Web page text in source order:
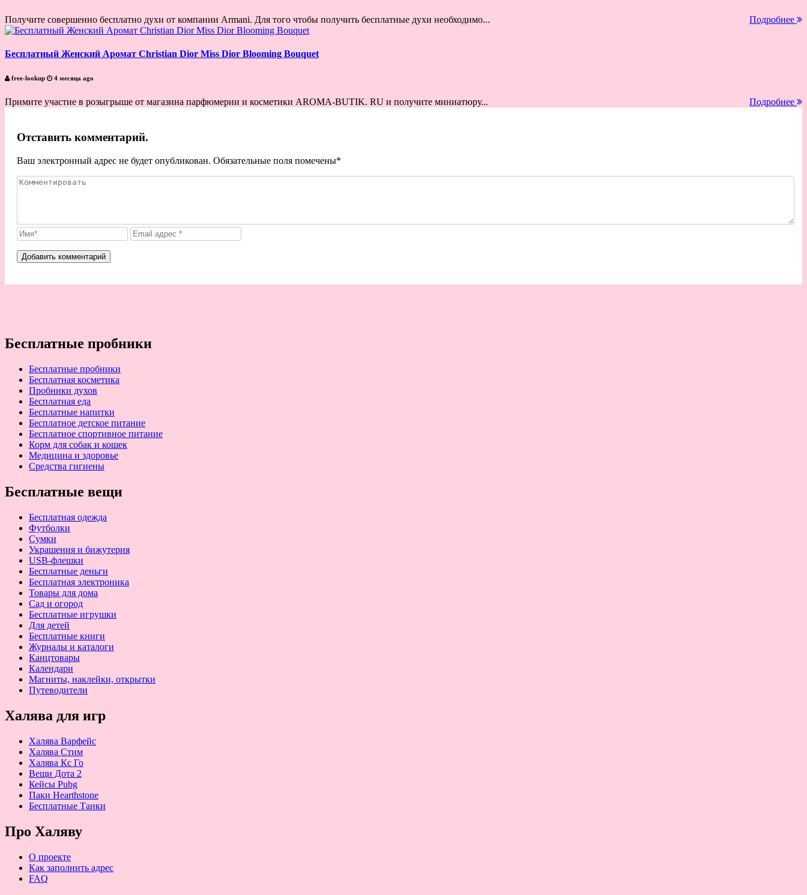
Получите совершенно бесплатно духи от компании Armani. Для того чтобы получить бесплатные духи необходимо... Подробнее
Бесплатный Женский Аромат Christian Dior Miss Dior Blooming Bouquet
free-lookup 4 месяца ago
Примите участие в розыгрыше от магазина парфюмерии и косметики AROMA-BUTIK. RU и получите миниатюру... Подробнее
Отставить комментарий.
Ваш электронный адрес не будет опубликован. Обязательные поля помечены*
Бесплатные пробники
Бесплатные пробники
Бесплатная косметика
Пробники духов
Бесплатная еда
Бесплатные напитки
Бесплатное детское питание
Бесплатное спортивное питание
Корм для собак и кошек
Медицина и здоровье
Средства гигиены
Бесплатные вещи
Бесплатная одежда
Футболки
Сумки
Украшения и бижутерия
USB-флешки
Бесплатные деньги
Бесплатная электроника
Товары для дома
Сад и огород
Бесплатные игрушки
Для детей
Бесплатные книги
Журналы и каталоги
Канцтовары
Календари
Магниты, наклейки, открытки
Путеводители
Халява для игр
Халява Варфейс
Халява Стим
Халява Кс Го
Вещи Дота 2
Кейсы Pubg
Паки Hearthstone
Бесплатные Танки
Про Халяву
О проекте
Как заполнить адрес
FAQ